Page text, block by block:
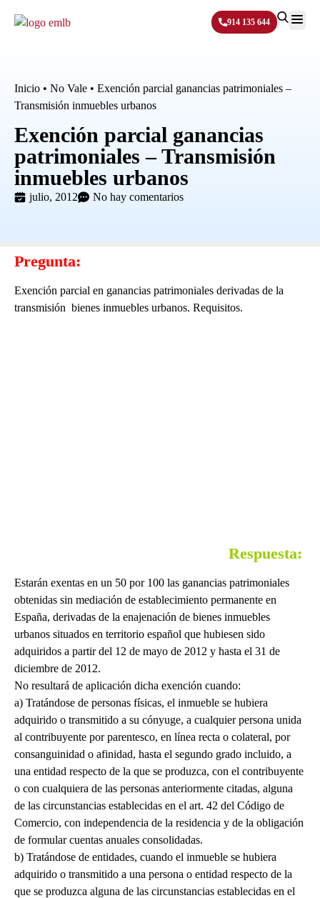
914 135 644
Inicio • No Vale • Exención parcial ganancias patrimoniales –
Transmisión inmuebles urbanos
Exención parcial ganancias
patrimoniales – Transmisión
inmuebles urbanos
julio, 2012 No hay comentarios
Pregunta:
Exención parcial en ganancias patrimoniales derivadas de la
transmisión bienes inmuebles urbanos. Requisitos.
Respuesta:
Estarán exentas en un 50 por 100 las ganancias patrimoniales
obtenidas sin mediación de establecimiento permanente en
España, derivadas de la enajenación de bienes inmuebles
urbanos situados en territorio español que hubiesen sido
adquiridos a partir del 12 de mayo de 2012 y hasta el 31 de
diciembre de 2012.
No resultará de aplicación dicha exención cuando:
a) Tratándose de personas físicas, el inmueble se hubiera
adquirido o transmitido a su cónyuge, a cualquier persona unida
al contribuyente por parentesco, en línea recta o colateral, por
consanguinidad o afinidad, hasta el segundo grado incluido, a
una entidad respecto de la que se produzca, con el contribuyente
o con cualquiera de las personas anteriormente citadas, alguna
de las circunstancias establecidas en el art. 42 del Código de
Comercio, con independencia de la residencia y de la obligación
de formular cuentas anuales consolidadas.
b) Tratándose de entidades, cuando el inmueble se hubiera
adquirido o transmitido a una persona o entidad respecto de la
que se produzca alguna de las circunstancias establecidas en el